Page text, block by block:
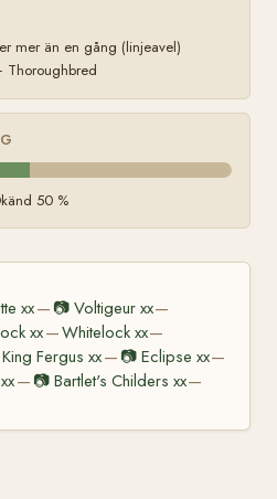
mer än en gång (linjeavel)
Thoroughbred
50 %
xx— 📷 Voltigeur xx—
xx—Whitelock xx—
King Fergus xx— 📷 Eclipse xx—
— 📷 Bartlet's Childers xx—